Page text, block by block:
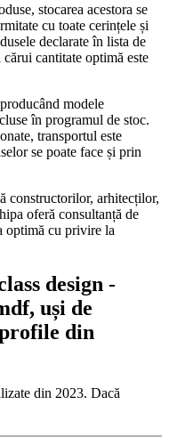
stocarea acestora se
cu toate cerințele și
declarate în lista de
cantitate optimă este
modele
în programul de stoc.
transportul este
se poate face și prin
constructorilor, arhitecților,
oferă consultanță de
optimă cu privire la
design -
uși de
din
din 2023. Dacă